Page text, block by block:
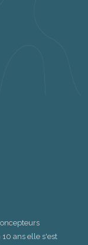
ans elle s'est